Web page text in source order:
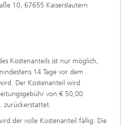
10, 67655 Kaiserslautern
Kostenanteils ist nur möglich,
14 Tage vor dem
Der Kostenanteil wird
von € 50,00
zurückerstattet.
der volle Kostenanteil fällig. Die